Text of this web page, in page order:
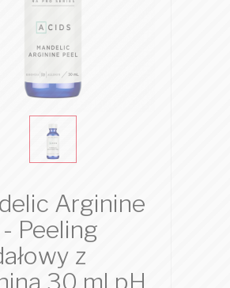
Arginine
Peeling
z
30 ml pH